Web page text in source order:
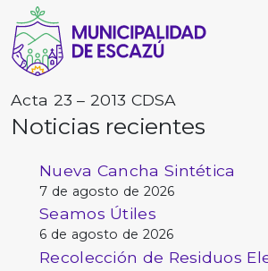
Acta 23 – 2013 CDSA
Noticias recientes
Nueva Cancha Sintética
7 de agosto de 2026
Seamos Útiles
6 de agosto de 2026
Recolección de Residuos